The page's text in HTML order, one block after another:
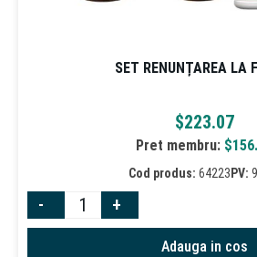
SET RENUNȚAREA LA
$223.07
Pret membru: $
Cod produs: 64223 PV:
- +
Adauga in cos